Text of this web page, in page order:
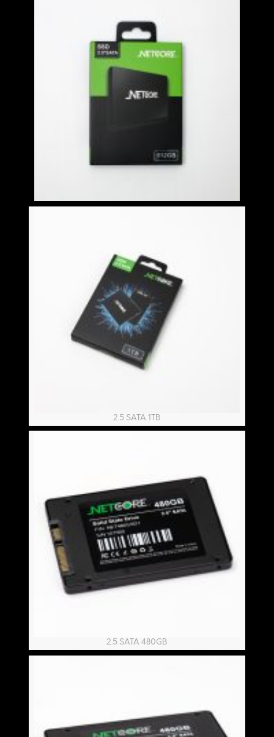
2.5 SATA 1TB
2.5 SATA 480GB